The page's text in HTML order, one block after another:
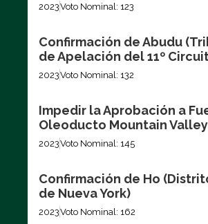
2023Voto Nominal: 123
Confirmación de Abudu
de Apelación del 11º
2023Voto Nominal: 132
Impedir la Aprobación a
Oleoducto Mountain Valley
2023Voto Nominal: 145
Confirmación de Ho
de Nueva York)
2023Voto Nominal: 162